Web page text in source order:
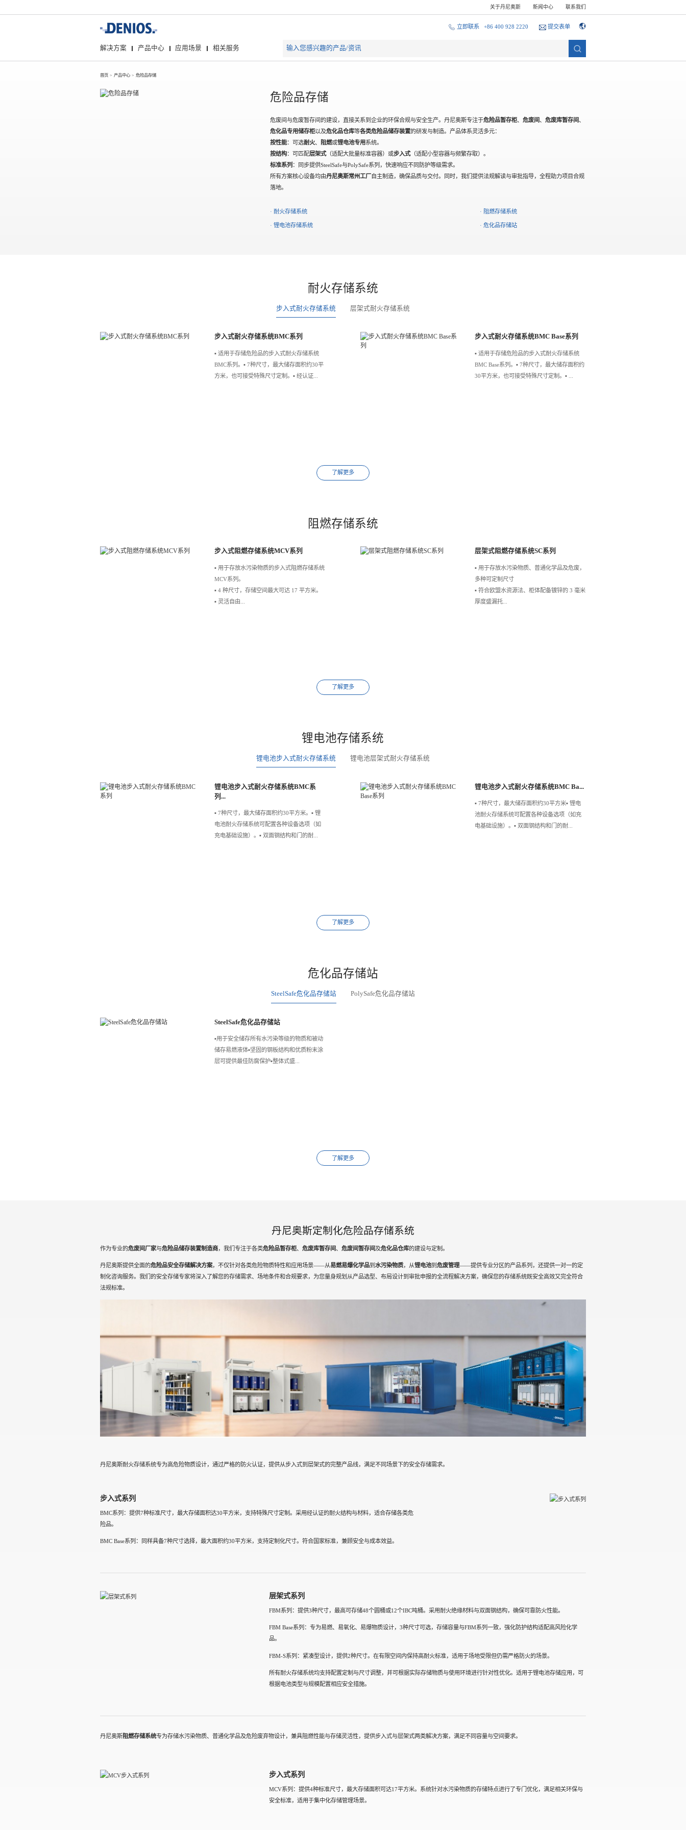
关于丹尼奥斯 新闻中心 联系我们
立即联系 +86 400 928 2220 提交表单
解决方案 产品中心 应用场景 相关服务
首页 > 产品中心 > 危险品存储
危险品存储
危废间与危废暂存间的建设，直接关系到企业的环保合规与安全生产。丹尼奥斯专注于危险品暂存柜、 危废间、 危废库暂存间、
危化品专用储存柜以及危化品仓库等各类危险品储存装置的研发与制造。产品体系灵活多元：
按性能：可选耐火、 阻燃或锂电池专用系统。
按结构：可匹配层架式（适配大批量标准容器）或步入式（适配小型容器与频繁存取）。
标准系列 ：同步提供SteelSafe与PolySafe系列，快速响应不同防护等级需求。
所有方案核心设备均由丹尼奥斯常州工厂
自主制造，确保品质与交付。同时，我们提供法规解读与审批指导，全程助力项目合规
落地。
· 耐火存储系统 · 阻燃存储系统
· 锂电池存储系统 · 危化品存储站
耐火存储系统
步入式耐火存储系统 层架式耐火存储系统
步入式耐火存储系统BMC系列
▪️ 适用于存储危险品的步入式耐火存储系统
BMC系列。▪️ 7种尺寸，最大储存面积约30平
方米，也可接受特殊尺寸定制。▪️ 经认证...
步入式耐火存储系统BMC Base系列
▪️ 适用于存储危险品的步入式耐火存储系统
BMC Base系列。▪️ 7种尺寸，最大储存面积约
30平方米，也可接受特殊尺寸定制。▪️ ...
了解更多
阻燃存储系统
步入式阻燃存储系统MCV系列
▪️ 用于存放水污染物质的步入式阻燃存储系统
MCV系列。
▪️ 4 种尺寸，存储空间最大可达 17 平方米。
▪️ 灵活自由...
层架式阻燃存储系统SC系列
▪️ 用于存放水污染物质、普通化学品及危废，
多种可定制尺寸
▪️ 符合欧盟水资源法、柜体配备镀锌的 3 毫米
厚度盛漏托...
了解更多
锂电池存储系统
锂电池步入式耐火存储系统 锂电池层架式耐火存储系统
锂电池步入式耐火存储系统BMC系
列...
▪️ 7种尺寸，最大储存面积约30平方米。▪️ 锂
电池耐火存储系统可配置各种设备选项（如
充电基础设施）。▪️ 双面钢结构和门的耐...
锂电池步入式耐火存储系统BMC Ba...
▪️ 7种尺寸，最大储存面积约30平方米▪️ 锂电
池耐火存储系统可配置各种设备选项（如充
电基础设施）。▪️ 双面钢结构和门的耐...
了解更多
危化品存储站
SteelSafe危化品存储站 PolySafe危化品存储站
SteelSafe危化品存储站
▪️用于安全储存所有水污染等级的物质和被动
储存易燃液体▪️坚固的钢板结构和优质粉末涂
层可提供最佳防腐保护▪️整体式盛...
了解更多
丹尼奥斯定制化危险品存储系统
作为专业的危废间厂家与危险品储存装置制造商，我们专注于各类危险品暂存柜、 危废库暂存间、 危废间暂存间及危化品仓库的建设与定制。
丹尼奥斯提供全面的危险品安全存储解决方案，不仅针对各类危险物质特性和应用场景——从易燃易爆化学品到 水污染物质，从锂电池到 危废管理——提供专业分区的产品系列，还提供一对一的定
制化咨询服务。我们的安全存储专家将深入了解您的存储需求、场地条件和合规要求，为您量身规划从产品选型、布局设计到审批申报的全流程解决方案，确保您的存储系统既安全高效又完全符合
法规标准。
丹尼奥斯耐火存储系统专为高危险物质设计，通过严格的防火认证，提供从步入式到层架式的完整产品线，满足不同场景下的安全存储需求。
步入式系列
BMC系列：提供7种标准尺寸，最大存储面积达30平方米，支持特殊尺寸定制。采用经认证的耐火结构与材料，适合存储各类危
险品。
BMC Base系列：同样具备7种尺寸选择，最大面积约30平方米，支持定制化尺寸。符合国家标准，兼顾安全与成本效益。
层架式系列
FBM系列：提供3种尺寸，最高可存储48个圆桶或12个IBC吨桶。采用耐火绝缘材料与双面钢结构，确保可靠防火性能。
FBM Base系列：专为易燃、易氧化、易爆物质设计，3种尺寸可选，存储容量与FBM系列一致，强化防护结构适配高风险化学
品。
FBM-S系列：紧凑型设计，提供2种尺寸。在有限空间内保持高耐火标准，适用于场地受限但仍需严格防火的场景。
所有耐火存储系统均支持配置定制与尺寸调整，并可根据实际存储物质与使用环境进行针对性优化。适用于锂电池存储应用，可
根据电池类型与规模配置相应安全措施。
丹尼奥斯阻燃存储系统专为存储水污染物质、普通化学品及危险废弃物设计，兼具阻燃性能与存储灵活性，提供步入式与层架式两类解决方案，满足不同容量与空间要求。
步入式系列
MCV系列：提供4种标准尺寸，最大存储面积可达17平方米。系统针对水污染物质的存储特点进行了专门优化，满足相关环保与
安全标准，适用于集中化存储管理场景。